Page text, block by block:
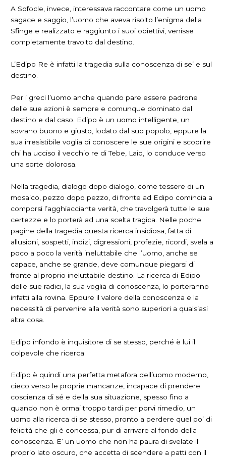
A Sofocle, invece, interessava raccontare come un uomo
sagace e saggio, l’uomo che aveva risolto l’enigma della
Sfinge e realizzato e raggiunto i suoi obiettivi, venisse
completamente travolto dal destino.
L’Edipo Re è infatti la tragedia sulla conoscenza di se’ e sul
destino.
Per i greci l’uomo anche quando pare essere padrone
delle sue azioni è sempre e comunque dominato dal
destino e dal caso. Edipo è un uomo intelligente, un
sovrano buono e giusto, lodato dal suo popolo, eppure la
sua irresistibile voglia di conoscere le sue origini e scoprire
chi ha ucciso il vecchio re di Tebe, Laio, lo conduce verso
una sorte dolorosa.
Nella tragedia, dialogo dopo dialogo, come tessere di un
mosaico, pezzo dopo pezzo, di fronte ad Edipo comincia a
comporsi l’agghiacciante verità, che travolgerà tutte le sue
certezze e lo porterà ad una scelta tragica. Nelle poche
pagine della tragedia questa ricerca insidiosa, fatta di
allusioni, sospetti, indizi, digressioni, profezie, ricordi, svela a
poco a poco la verità ineluttabile che l’uomo, anche se
capace, anche se grande, deve comunque piegarsi di
fronte al proprio ineluttabile destino. La ricerca di Edipo
delle sue radici, la sua voglia di conoscenza, lo porteranno
infatti alla rovina. Eppure il valore della conoscenza e la
necessità di pervenire alla verità sono superiori a qualsiasi
altra cosa.
Edipo infondo è inquisitore di se stesso, perché è lui il
colpevole che ricerca.
Edipo è quindi una perfetta metafora dell’uomo moderno,
cieco verso le proprie mancanze, incapace di prendere
coscienza di sé e della sua situazione, spesso fino a
quando non è ormai troppo tardi per porvi rimedio, un
uomo alla ricerca di se stesso, pronto a perdere quel po’ di
felicità che gli è concessa, pur di arrivare al fondo della
conoscenza. E’ un uomo che non ha paura di svelate il
proprio lato oscuro, che accetta di scendere a patti con il